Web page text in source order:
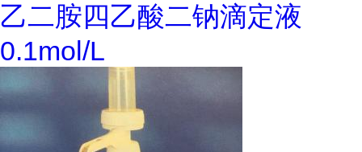
乙二胺四乙酸二钠滴定液
0.1mol/L